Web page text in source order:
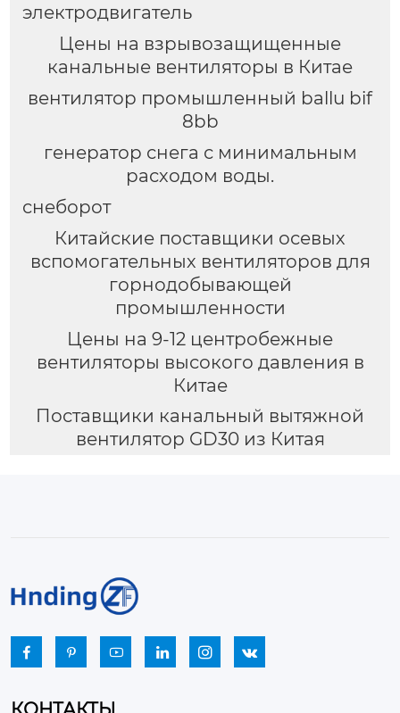
электродвигатель
Цены на взрывозащищенные
канальные вентиляторы в Китае
вентилятор промышленный ballu bif
8bb
генератор снега с минимальным
расходом воды.
снеборот
Китайские поставщики осевых
вспомогательных вентиляторов для
горнодобывающей
промышленности
Цены на 9-12 центробежные
вентиляторы высокого давления в
Китае
Поставщики канальный вытяжной
вентилятор GD30 из Китая
     